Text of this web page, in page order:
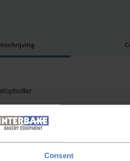
Consent
van 400 tot 1800 gram
5000 stuks per uur
cilinder/kegel, teflon gecoat